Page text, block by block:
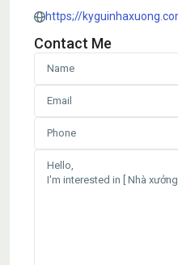
https;//
Contact Me